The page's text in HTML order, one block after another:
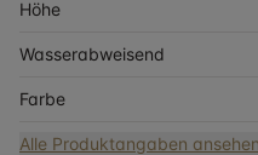
Höhe
Wasserabweisend
Farbe
Alle Produktangaben ansehen